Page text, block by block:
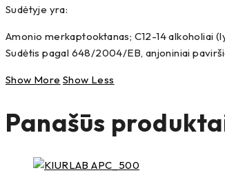
Sudėtyje yra:
Amonio merkaptooktanas; C12-14 alkoholiai
Sudėtis pagal 648/2004/EB, anjoniniai
Show More Show Less
Panašūs